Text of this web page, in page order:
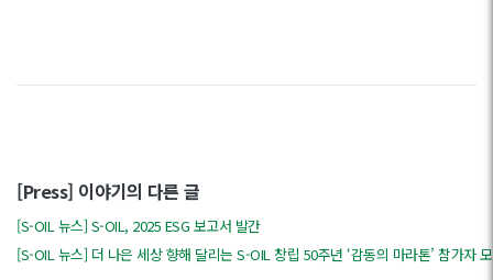
[Press] 이야기의 다른 글
[S-OIL 뉴스] S-OIL, 2025 ESG 보고서 발간
[S-OIL 뉴스] 더 나은 세상 향해 달리는 S-OIL 창립 50주년 ‘감동의 마라톤’ 참가자